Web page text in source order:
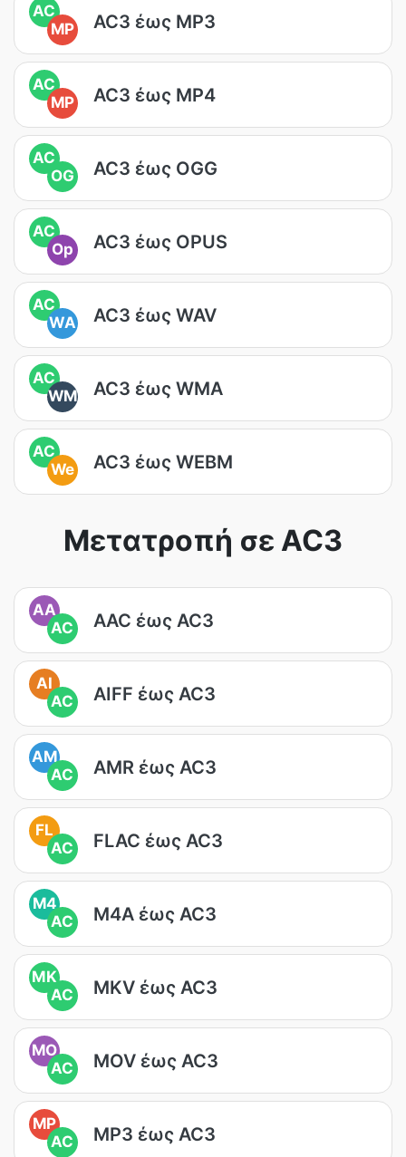
AC
MP
AC3 έως MP3
AC
MP
AC3 έως MP4
AC
OG
AC3 έως OGG
AC
Op
AC3 έως OPUS
AC
WA
AC3 έως WAV
AC
WM
AC3 έως WMA
AC
We
AC3 έως WEBM
Μετατροπή σε AC3
AA
AC
AAC έως AC3
AI
AC
AIFF έως AC3
AM
AC
AMR έως AC3
FL
AC
FLAC έως AC3
M4
AC
M4A έως AC3
MK
AC
MKV έως AC3
MO
AC
MOV έως AC3
MP
AC
MP3 έως AC3